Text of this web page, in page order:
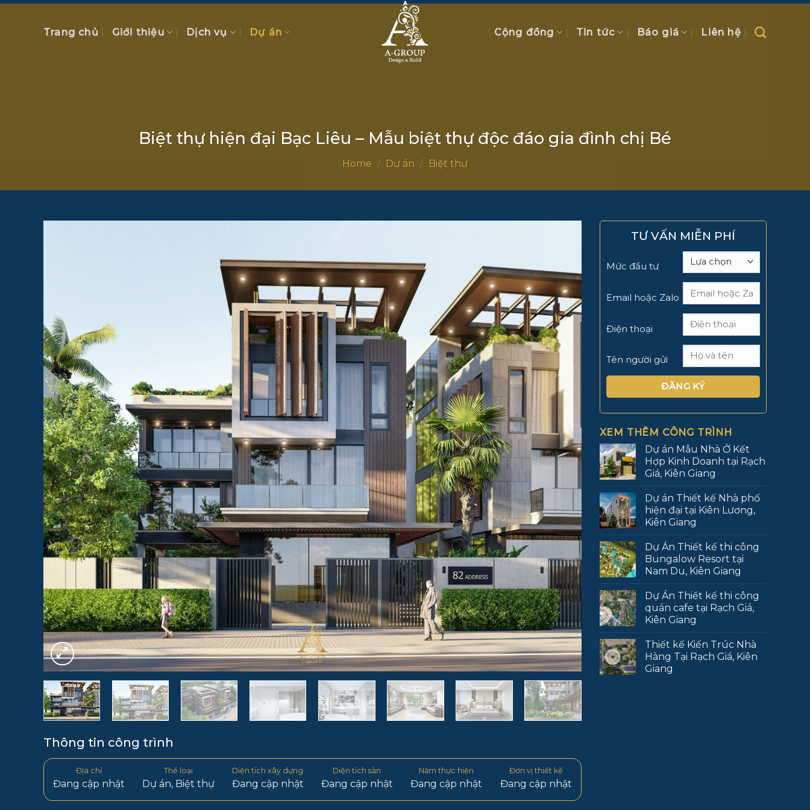
Chuyển
Trang chủ Giới thiệu Dịch vụ Dự án Cộng đồng Tin tức Báo giá Liên hệ
Biệt thự hiện đại Bạc Liêu – Mẫu biệt thự độc đáo gia đình chị Bé
Home / Dự án / Biệt thự
Thông tin công trình
Địa chỉ
Đang cập nhật
Thể loại
Dự án, Biệt thự
Diện tích xây dựng
Đang cập nhật
Diện tích sàn
Đang cập nhật
Năm thực hiện
Đang cập nhật
Đơn vị thiết kế
Đang cập nhật
TƯ VẤN MIỄN PHÍ
Mức đầu tư
Email hoặc Zalo
Điện thoại
Tên người gửi
XEM THÊM CÔNG TRÌNH
Dự án Mẫu Nhà Ở Kết
Hợp Kinh Doanh tại Rạch
Giá, Kiên Giang
Dự án Thiết kế Nhà phố
hiện đại tại Kiên Lương,
Kiên Giang
Dự Án Thiết kế thi công
Bungalow Resort tại
Nam Du, Kiên Giang
Dự Án Thiết kế thi công
quán cafe tại Rạch Giá,
Kiên Giang
Thiết kế Kiến Trúc Nhà
Hàng Tại Rạch Giá, Kiên
Giang